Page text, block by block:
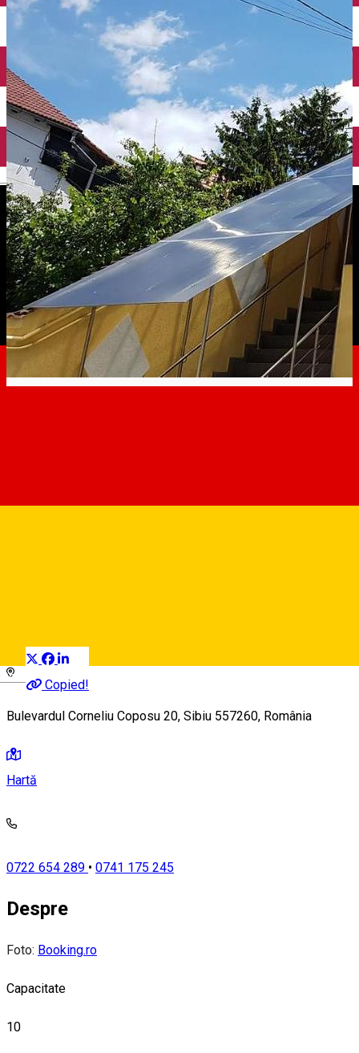
English
Deutsch
Copied!
Bulevardul Corneliu Coposu 20, Sibiu 557260, România
Hartă
0722 654 289 • 0741 175 245
Despre
Foto: Booking.ro
Capacitate
10